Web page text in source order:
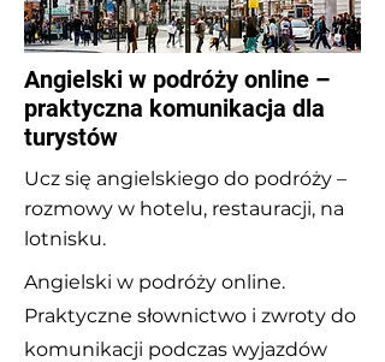
Angielski w podróży online –
praktyczna komunikacja dla
turystów
Ucz się angielskiego do podróży –
rozmowy w hotelu, restauracji, na
lotnisku.
Angielski w podróży online.
Praktyczne słownictwo i zwroty do
komunikacji podczas wyjazdów